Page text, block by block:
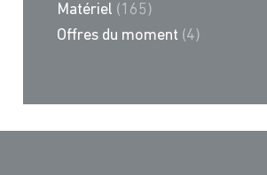
Matériel (165)
Offres du moment (4)